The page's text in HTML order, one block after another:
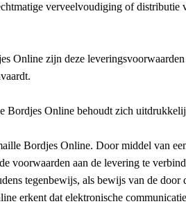
verveelvoudiging of distributie
Online zijn deze
Online behoudt zich
Bordjes Online. Door middel van
voorwaarden aan de levering te
tegenbewijs, als bewijs van de
erkent dat elektronische